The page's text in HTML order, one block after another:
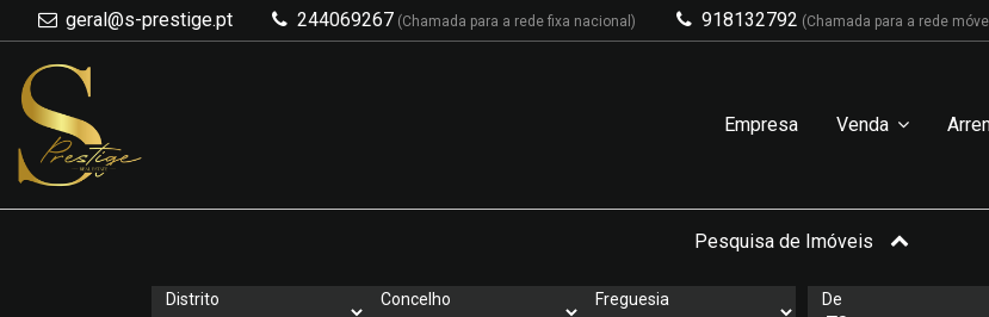
geral@s-prestige.pt 244069267 (Chamada para a rede fixa nacional) 918132792 (Chamada para a rede
Empresa Venda
Pesquisa de Imóveis
Distrito Concelho Freguesia De